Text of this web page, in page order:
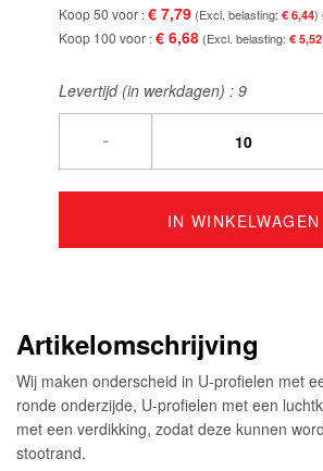
Koop 50 voor € 7,79 € 6,44
Koop 100 voor € 6,68 € 5,52
Levertijd (in werkdagen) : 9
-
IN WINKELWAGEN
Artikelomschrijving
Wij maken onderscheid in U-profielen met
ronde onderzijde, U-profielen met een
met een verdikking, zodat deze kunnen
stootrand.